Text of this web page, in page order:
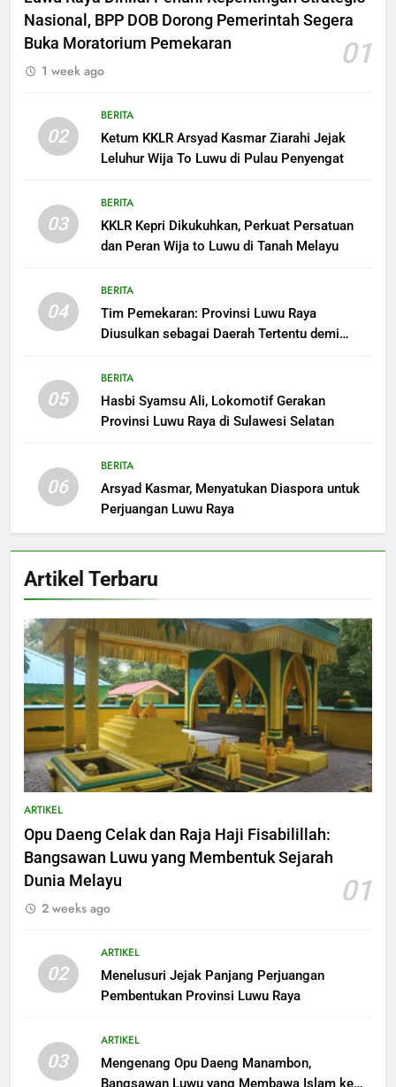
Nasional, BPP DOB Dorong Pemerintah Segera
Buka Moratorium Pemekaran
01
1 week ago
02
BERITA
Ketum KKLR Arsyad Kasmar Ziarahi Jejak
Leluhur Wija To Luwu di Pulau Penyengat
03
BERITA
KKLR Kepri Dikukuhkan, Perkuat Persatuan
dan Peran Wija to Luwu di Tanah Melayu
04
BERITA
Tim Pemekaran: Provinsi Luwu Raya
Diusulkan sebagai Daerah Tertentu demi
05
BERITA
Hasbi Syamsu Ali, Lokomotif Gerakan
Provinsi Luwu Raya di Sulawesi Selatan
06
BERITA
Arsyad Kasmar, Menyatukan Diaspora untuk
Perjuangan Luwu Raya
Artikel Terbaru
ARTIKEL
Opu Daeng Celak dan Raja Haji Fisabilillah:
Bangsawan Luwu yang Membentuk Sejarah
Dunia Melayu
01
2 weeks ago
02
ARTIKEL
Menelusuri Jejak Panjang Perjuangan
Pembentukan Provinsi Luwu Raya
03
ARTIKEL
Mengenang Opu Daeng Manambon,
Bangsawan Luwu yang Membawa Islam ke